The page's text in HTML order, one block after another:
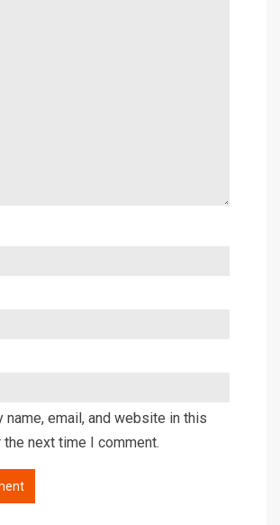
name, email, and website in this
next time I comment.